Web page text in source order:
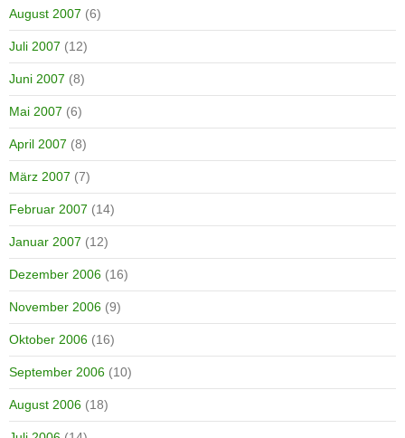
August 2007 (6)
Juli 2007 (12)
Juni 2007 (8)
Mai 2007 (6)
April 2007 (8)
März 2007 (7)
Februar 2007 (14)
Januar 2007 (12)
Dezember 2006 (16)
November 2006 (9)
Oktober 2006 (16)
September 2006 (10)
August 2006 (18)